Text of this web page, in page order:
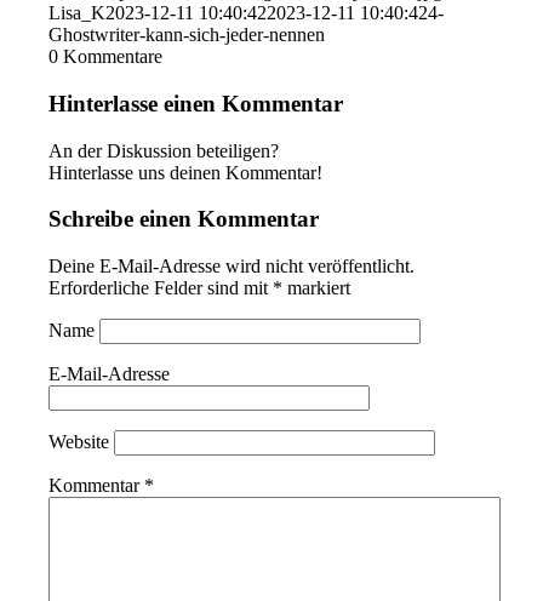
Lisa_K2023-12-11 10:40:422023-12-11 10:40:424-
Ghostwriter-kann-sich-jeder-nennen
0 Kommentare
Hinterlasse einen Kommentar
An der Diskussion beteiligen?
Hinterlasse uns deinen Kommentar!
Schreibe einen Kommentar
Deine E-Mail-Adresse wird nicht veröffentlicht.
Erforderliche Felder sind mit * markiert
Name
E-Mail-Adresse
Website
Kommentar *